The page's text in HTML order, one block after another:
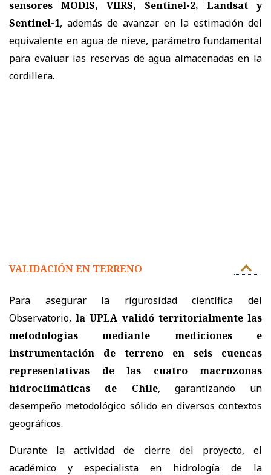
sensores MODIS, VIIRS, Sentinel-2, Landsat y
Sentinel-1, además de avanzar en la estimación del
equivalente en agua de nieve, parámetro fundamental
para evaluar las reservas de agua almacenadas en la
cordillera.
VALIDACIÓN EN TERRENO
Para asegurar la rigurosidad científica del
Observatorio, la UPLA validó territorialmente las
metodologías mediante mediciones e
instrumentación de terreno en seis cuencas
representativas de las cuatro macrozonas
hidroclimáticas de Chile, garantizando un
desempeño metodológico sólido en diversos contextos
geográficos.
Durante la actividad de cierre del proyecto, el
académico y especialista en hidrología de la